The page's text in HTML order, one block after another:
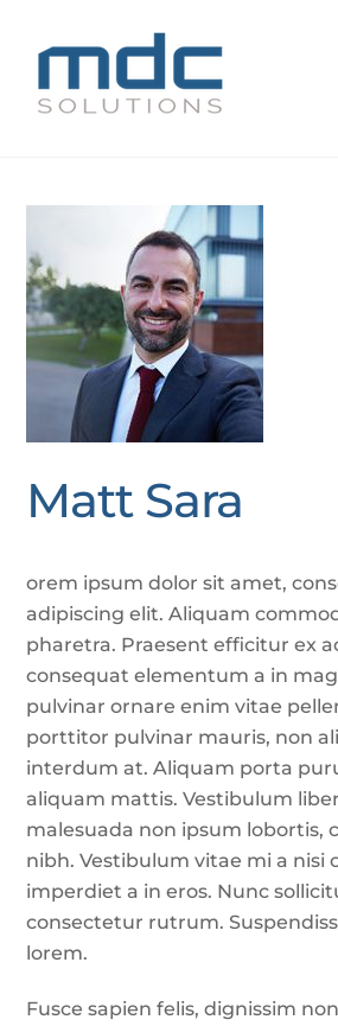
Matt Sara
orem ipsum dolor sit amet,
adipiscing elit. Aliquam
pharetra. Praesent efficitur ex
consequat elementum a in
pulvinar ornare enim vitae
porttitor pulvinar mauris, non
interdum at. Aliquam porta
aliquam mattis. Vestibulum
malesuada non ipsum lobortis,
nibh. Vestibulum vitae mi a nisi
imperdiet a in eros. Nunc
consectetur rutrum.
lorem.
Fusce sapien felis, dignissim